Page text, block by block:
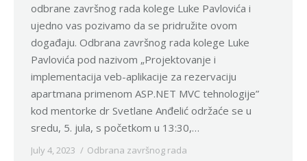
odbrane završnog rada kolege Luke Pavlovića i
ujedno vas pozivamo da se pridružite ovom
događaju. Odbrana završnog rada kolege Luke
Pavlovića pod nazivom „Projektovanje i
implementacija veb-aplikacije za rezervaciju
apartmana primenom ASP.NET MVC tehnologije”
kod mentorke dr Svetlane Anđelić održaće se u
sredu, 5. jula, s početkom u 13:30,…
July 4, 2023 Odbrana završnog rada